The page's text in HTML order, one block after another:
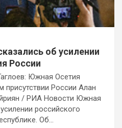
об усилении
России
Южная Осетия
присутствии России Алан
/ РИА Новости Южная
российского
Об…